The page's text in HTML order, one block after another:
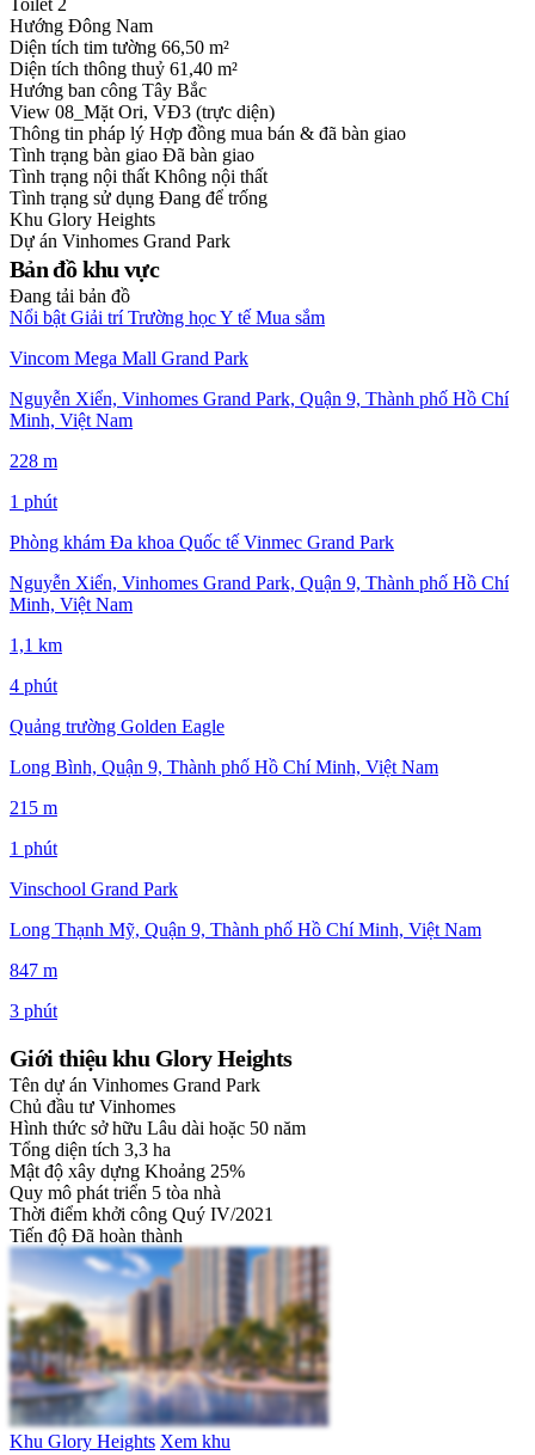
Toilet 2
Hướng Đông Nam
Diện tích tim tường 66,50 m²
Diện tích thông thuỷ 61,40 m²
Hướng ban công Tây Bắc
View 08_Mặt Ori, VĐ3 (trực diện)
Thông tin pháp lý Hợp đồng mua bán & đã bàn giao
Tình trạng bàn giao Đã bàn giao
Tình trạng nội thất Không nội thất
Tình trạng sử dụng Đang để trống
Khu Glory Heights
Dự án Vinhomes Grand Park
Bản đồ khu vực
Đang tải bản đồ
Nổi bật Giải trí Trường họcY tế Mua sắm
Vincom Mega Mall Grand Park
Nguyễn Xiển, Vinhomes Grand Park, Quận 9, Thành phố Hồ Chí
Minh, Việt Nam
228 m
1 phút
Phòng khám Đa khoa Quốc tế Vinmec Grand Park
Nguyễn Xiển, Vinhomes Grand Park, Quận 9, Thành phố Hồ Chí
Minh, Việt Nam
1,1 km
4 phút
Quảng trường Golden Eagle
Long Bình, Quận 9, Thành phố Hồ Chí Minh, Việt Nam
215 m
1 phút
Vinschool Grand Park
Long Thạnh Mỹ, Quận 9, Thành phố Hồ Chí Minh, Việt Nam
847 m
3 phút
Giới thiệu khu Glory Heights
Tên dự án Vinhomes Grand Park
Chủ đầu tư Vinhomes
Hình thức sở hữu Lâu dài hoặc 50 năm
Tổng diện tích 3,3 ha
Mật độ xây dựng Khoảng 25%
Quy mô phát triển 5 tòa nhà
Thời điểm khởi công Quý IV/2021
Tiến độ Đã hoàn thành
Khu Glory Heights Xem khu